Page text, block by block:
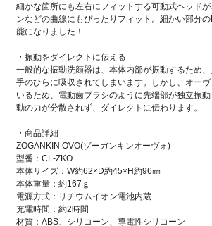
細かな箇所にも左右にフィットする可動式ヘッド
ンなどの曲線にもぴったりフィット。細かい部分
能になりました！
・振動をダイレクトに伝える
一般的な振動洗顔器は、本体内部が振動するため、
手のひらに吸収されてしまいます。しかし、オー
いるため、電動歯ブラシのように先端部が独立振
動の力が分散されず、ダイレクトに伝わります。
・商品詳細
ZOGANKIN OVO(ゾーガンキンオーヴォ)
型番：CL-ZKO
本体サイズ：W約62×D約45×H約96㎜
本体重量：約167ｇ
電源方式：リチウムイオン電池内蔵
充電時間：約2時間
材質：ABS、シリコーン、導電性シリコーン